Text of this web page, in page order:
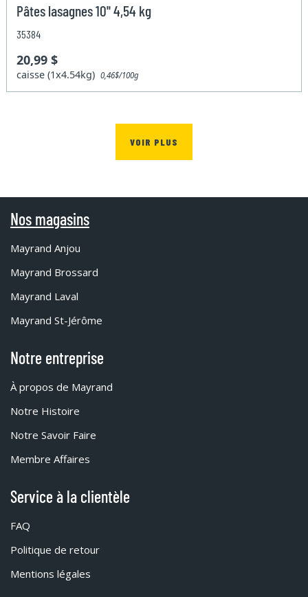
Pâtes lasagnes 10'' 4,54 kg
35384
20,99 $
caisse (1x4.54kg)0,46$/100g
VOIR PLUS
Nos magasins
Mayrand Anjou
Mayrand Brossard
Mayrand Laval
Mayrand St-Jérôme
Notre entreprise
À propos de Mayrand
Notre Histoire
Notre Savoir Faire
Membre Affaires
Service à la clientèle
FAQ
Politique de retour
Mentions légales